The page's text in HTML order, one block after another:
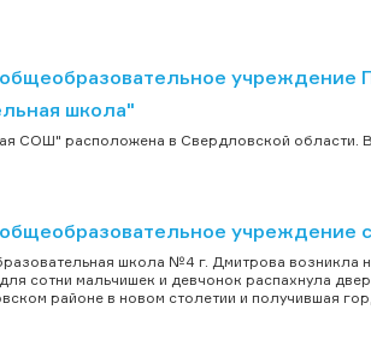
учреждение
школа"
расположена в Свердловской области. В
учреждение
школа №4 г. Дмитрова возникла
сотни мальчишек и девчонок распахнула
районе в новом столетии и получившая